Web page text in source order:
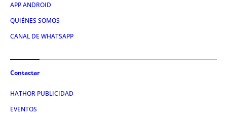
APP ANDROID
QUIÉNES SOMOS
CANAL DE WHATSAPP
Contactar
HATHOR PUBLICIDAD
EVENTOS